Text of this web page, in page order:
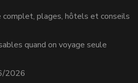
complet, plages, hôtels et conseils
quand on voyage seule
2026